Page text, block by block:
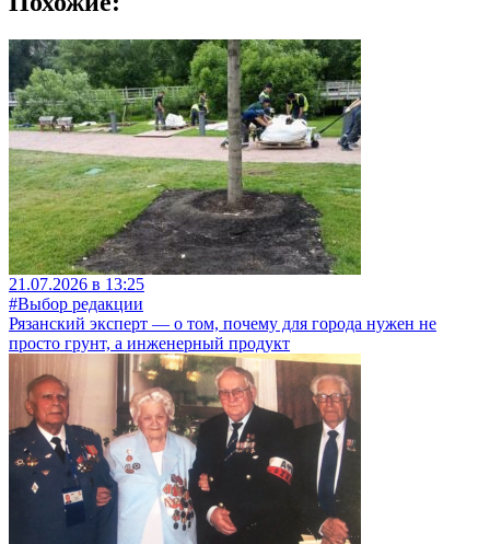
21.07.2026 в 13:25
#Выбор редакции
Рязанский эксперт — о том, почему для города нужен не
просто грунт, а инженерный продукт